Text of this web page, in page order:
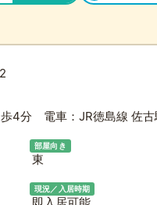
4分 電車：JR徳島線 佐
部屋向き
東
現況／入居時期